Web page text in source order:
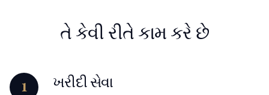
તે કેવી રીતે કામ કરે છે
1 ખરીદી સેવા